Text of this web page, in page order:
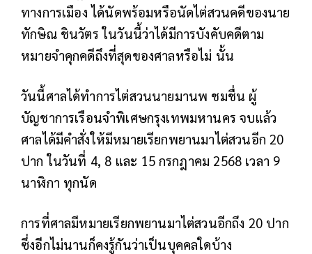
ทางการเมือง ได้นัดพร้อมหรือนัดไต่สวนคดีของนาย
ทักษิณ ชินวัตร ในวันนี้ว่าได้มีการบังคับคดีตาม
หมายจำคุกคดีถึงที่สุดของศาลหรือไม่ นั้น
วันนี้ศาลได้ทำการไต่สวนนายมานพ ชมชื่น ผู้
บัญชาการเรือนจำพิเศษกรุงเทพมหานคร จบแล้ว
ศาลได้มีคำสั่งให้มีหมายเรียกพยานมาไต่สวนอีก 20
ปาก ในวันที่ 4, 8 และ 15 กรกฎาคม 2568 เวลา 9
นาฬิกา ทุกนัด
การที่ศาลมีหมายเรียกพยานมาไต่สวนอีกถึง 20 ปาก
ซึ่งอีกไม่นานก็คงรู้กันว่าเป็นบุคคลใดบ้าง